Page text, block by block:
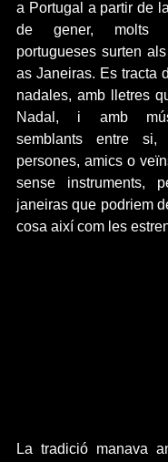
a Portugal a partir de
de gener, molts
portugueses surten
as Janeiras. Es tracta
nadales, amb lletres
Nadal, i amb
semblants entre
persones, amics o
sense instruments,
janeiras que podriem
cosa així com les
La tradició manava